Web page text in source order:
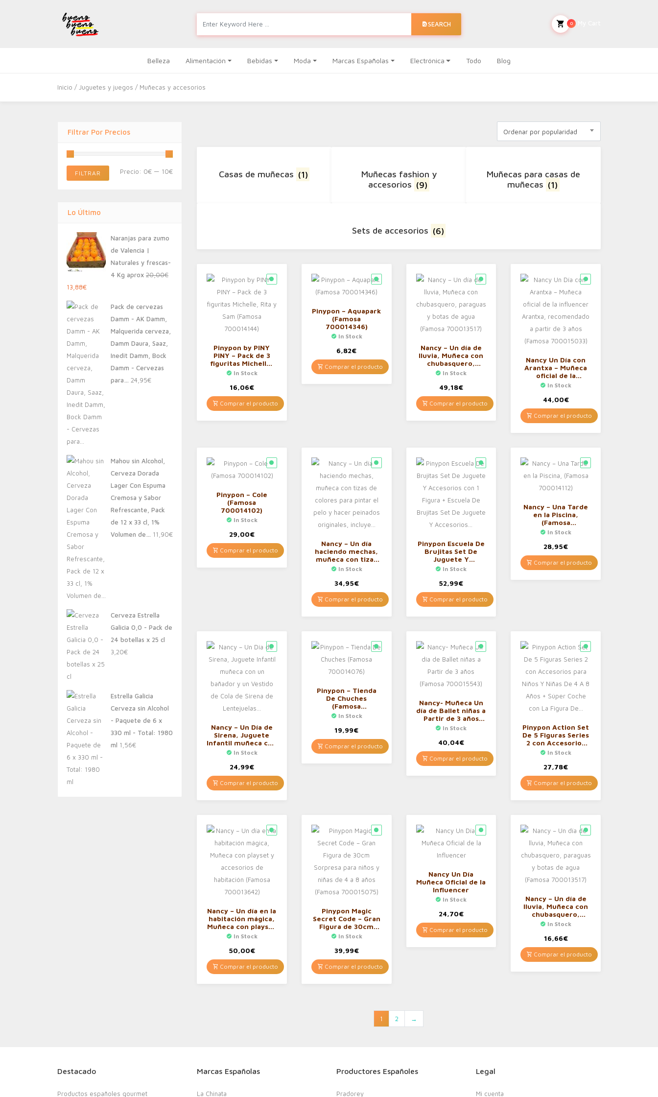
SEARCH 0
Belleza Alimentación Bebidas Moda Marcas Españolas Electrónica Todo Blog
Inicio /Juguetes y juegos / Muñecas y accesorios
Filtrar Por Precios
Precio
Precio
FILTRAR Precio: 0€ — 10€
Lo Último
Naranjas para zumo
de Valencia |
Naturales y frescas-
4 Kg aprox 20,00€
El
precio
original
era:
20,00€.
13,88€El
actual
es:
13,88€.
Pack de cervezas
Damm - AK Damm,
Malquerida cerveza,
Damm Daura, Saaz,
Inedit Damm, Bock
Damm - Cervezas
para… 24,95€
Mahou sin Alcohol,
Cerveza Dorada
Lager Con Espuma
Cremosa y Sabor
Refrescante, Pack
de 12 x 33 cl, 1%
Volumen de… 11,90€
Cerveza Estrella
Galicia 0,0 - Pack de
24 botellas x 25 cl
3,20€
Estrella Galicia
Cerveza sin Alcohol
- Paquete de 6 x
330 ml - Total: 1980
ml 1,56€
Ordenar por popularidad
Casas de muñecas (1)
Muñecas fashion y
accesorios (9)
Muñecas para casas de
muñecas (1)
Sets de accesorios (6)
Pinypon by PINY
PINY – Pack de 3
figuritas Michelle,
Rita y Sam (Famosa
In Stock
16,06€
Comprar el producto
Pinypon – Aquapark
(Famosa
700014346)
In Stock
6,82€
Comprar el producto
Nancy – Un día de
lluvia, Muñeca con
chubasquero,
paraguas y botas de
700013517)
In Stock
49,18€
Comprar el producto
Nancy Un Día con
Arantxa – Muñeca
oficial de la
influencer Arantxa,
partir de 3 años
(Famosa
700015033)
In Stock
44,00€
Comprar el producto
Pinypon – Cole
(Famosa
700014102)
In Stock
29,00€
Comprar el producto
Nancy – Un día
haciendo mechas,
muñeca con tizas
de colores para
hacer peinados
originales, incluye…
In Stock
34,95€
Comprar el producto
Pinypon Escuela De
Brujitas Set De
Juguete Y
Accesorios con 1
Brujitas Set De
Juguete Y
Accesorios…
In Stock
52,99€
Comprar el producto
Nancy – Una Tarde
en la Piscina,
(Famosa
700014112)
In Stock
28,95€
Comprar el producto
Nancy – Un Día de
Sirena, Juguete
Infantil muñeca con
un bañador y un
Sirena de
Lentejuelas…
In Stock
24,99€
Comprar el producto
Pinypon – Tienda
De Chuches
(Famosa
700014076)
In Stock
19,99€
Comprar el producto
Nancy- Muñeca Un
día de Ballet niñas a
Partir de 3 años
(Famosa
In Stock
40,04€
Comprar el producto
Pinypon Action Set
De 5 Figuras Series
2 con Accesorios
para Niños Y Niñas
Súper Coche con La
Figura De…
In Stock
27,78€
Comprar el producto
Nancy – Un día en la
habitación mágica,
Muñeca con playset
y accesorios de
700013642)
In Stock
50,00€
Comprar el producto
Pinypon Magic
Secret Code – Gran
Figura de 30cm
Sorpresa para niños
años (Famosa
700015075)
In Stock
39,99€
Comprar el producto
Nancy Un Día
Muñeca Oficial de la
Influencer
In Stock
24,70€
Comprar el producto
Nancy – Un día de
lluvia, Muñeca con
chubasquero,
paraguas y botas de
700013517)
In Stock
16,66€
Comprar el producto
1 2 →
Destacado
Productos españoles gourmet
Marcas Españolas
La Chinata
Productores Españoles
Pradorey
Legal
Mi cuenta